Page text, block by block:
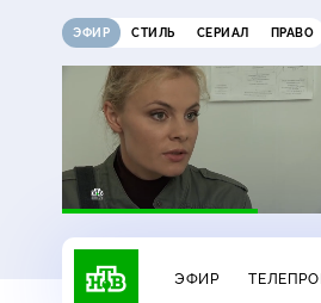
ЭФИР СТИЛЬ СЕРИАЛ ПРАВО
21:15
Сегодня
ЭФИР